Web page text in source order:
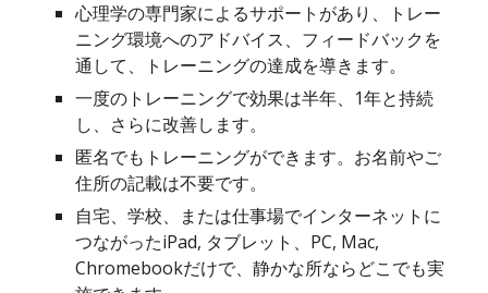
心理学の専門家によるサポートがあり、トレー
ニング環境へのアドバイス、フィードバックを
通して、トレーニングの達成を導きます。
一度のトレーニングで効果は半年、1年と持続
し、さらに改善します。
匿名でもトレーニングができます。お名前やご
住所の記載は不要です。
自宅、学校、または仕事場でインターネットに
つながったiPad, タブレット、PC, Mac,
Chromebookだけで、静かな所ならどこでも実